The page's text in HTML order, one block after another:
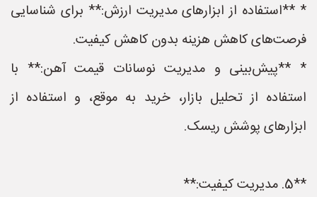
* **استفاده از ابزارهای مدیریت ارزش:** برای شناسایی
فرصت‌های کاهش هزینه بدون کاهش کیفیت.
* **پیش‌بینی و مدیریت نوسانات قیمت آهن:** با
استفاده از تحلیل بازار، خرید به موقع، و استفاده از
ابزارهای پوشش ریسک.
**5. مدیریت کیفیت:**